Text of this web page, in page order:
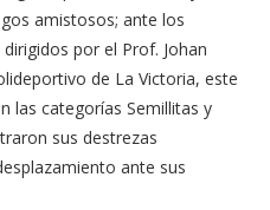
amistosos; ante los
por el Prof. Johan
de La Victoria, este
las categorías Semillitas y
sus destrezas
ante sus